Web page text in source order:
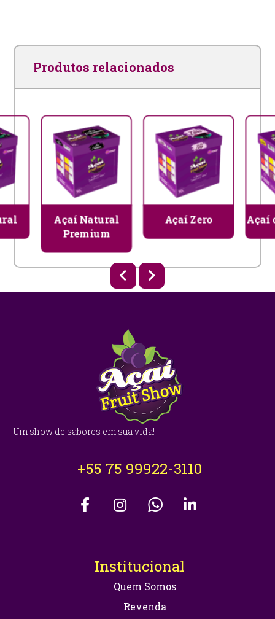
Produtos relacionados
Açaí Natural
Premium
Açaí Zero Açaí
Um show de sabores em sua vida!
+55 75 99922-3110
Institucional
Quem Somos
Revenda